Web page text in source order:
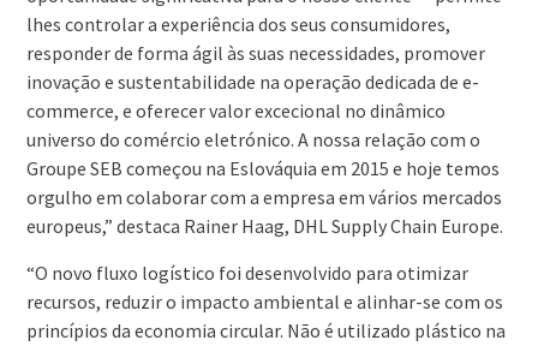
lhes controlar a experiência dos seus consumidores,
responder de forma ágil às suas necessidades, promover
inovação e sustentabilidade na operação dedicada de e-
commerce, e oferecer valor excecional no dinâmico
universo do comércio eletrónico. A nossa relação com o
Groupe SEB começou na Eslováquia em 2015 e hoje temos
orgulho em colaborar com a empresa em vários mercados
europeus,” destaca Rainer Haag, DHL Supply Chain Europe.
“O novo fluxo logístico foi desenvolvido para otimizar
recursos, reduzir o impacto ambiental e alinhar-se com os
princípios da economia circular. Não é utilizado plástico na